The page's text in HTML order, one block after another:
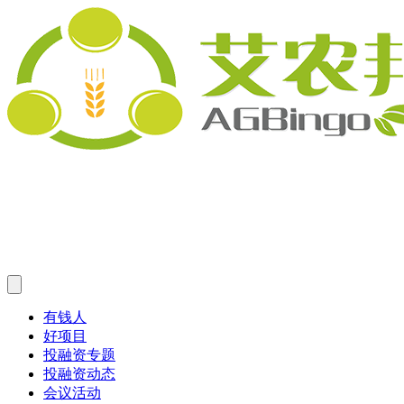
有钱人
好项目
投融资专题
投融资动态
会议活动